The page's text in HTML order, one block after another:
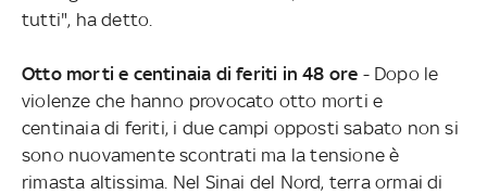
tutti", ha detto.
Otto morti e centinaia di feriti in 48 ore - Dopo le
violenze che hanno provocato otto morti e
centinaia di feriti, i due campi opposti sabato non si
sono nuovamente scontrati ma la tensione è
rimasta altissima. Nel Sinai del Nord, terra ormai di